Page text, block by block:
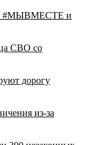
#МЫВМЕСТЕ и
СВО со
дорогу
из-за